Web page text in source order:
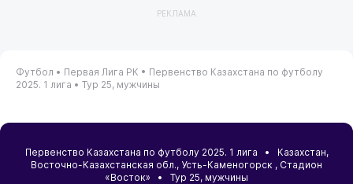
РЕКЛАМА
Футбол • Первая Лига РК • Первенство Казахстана по футболу
2025. 1 лига • Тур 25, мужчины
Первенство Казахстана по футболу 2025. 1 лига • Казахстан,
Восточно-Казахстанская обл., Усть-Каменогорск , Стадион
«Восток» • Тур 25, мужчины